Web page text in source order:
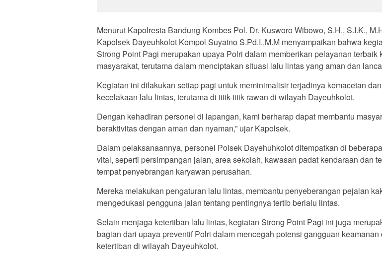
Menurut Kapolresta Bandung Kombes Pol. Dr. Kusworo Wibowo, S.H., S.I.K.,
Kapolsek Dayeuhkolot Kompol Suyatno S.Pd.I.,M.M menyampaikan bahwa
Strong Point Pagi merupakan upaya Polri dalam memberikan pelayanan terbaik
masyarakat, terutama dalam menciptakan situasi lalu lintas yang aman dan
Kegiatan ini dilakukan setiap pagi untuk meminimalisir terjadinya kemacetan dan
kecelakaan lalu lintas, terutama di titik-titik rawan di wilayah Dayeuhkolot.
Dengan kehadiran personel di lapangan, kami berharap dapat membantu
beraktivitas dengan aman dan nyaman,” ujar Kapolsek.
Dalam pelaksanaannya, personel Polsek Dayehuhkolot ditempatkan di
vital, seperti persimpangan jalan, area sekolah, kawasan padat kendaraan dan
tempat penyebrangan karyawan perusahan.
Mereka melakukan pengaturan lalu lintas, membantu penyeberangan pejalan
mengedukasi pengguna jalan tentang pentingnya tertib berlalu lintas.
Selain menjaga ketertiban lalu lintas, kegiatan Strong Point Pagi ini juga
bagian dari upaya preventif Polri dalam mencegah potensi gangguan keamanan
ketertiban di wilayah Dayeuhkolot.